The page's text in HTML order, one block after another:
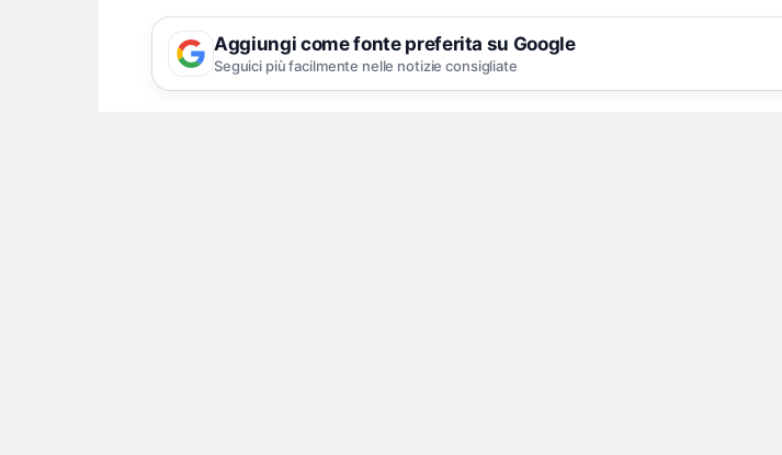
Aggiungi come fonte preferita su Google
Seguici più facilmente nelle notizie consigliate